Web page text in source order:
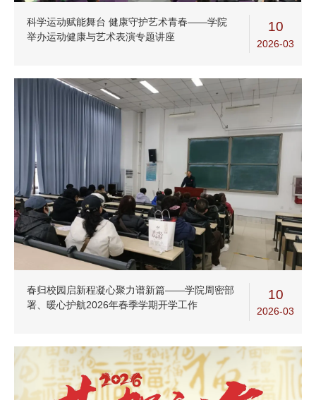
科学运动赋能舞台 健康守护艺术青春——学院
举办运动健康与艺术表演专题讲座
10
2026-03
春归校园启新程凝心聚力谱新篇——学院周密部
署、暖心护航2026年春季学期开学工作
10
2026-03